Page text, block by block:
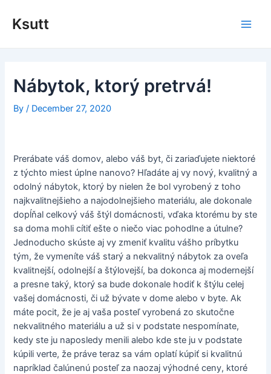
Ksutt
Nábytok, ktorý pretrvá!
By/ December 27, 2020
Prerábate váš domov, alebo váš byt, či zariaďujete niektoré
z týchto miest úplne nanovo? Hľadáte aj vy nový, kvalitný a
odolný nábytok, ktorý by nielen že bol vyrobený z toho
najkvalitnejšieho a najodolnejšieho materiálu, ale dokonale
dopĺňal celkový váš štýl domácnosti, vďaka ktorému by ste
sa doma mohli cítiť ešte o niečo viac pohodlne a útulne?
Jednoducho skúste aj vy zmeniť kvalitu vášho príbytku
tým, že vymeníte váš starý a nekvalitný nábytok za oveľa
kvalitnejší, odolnejší a štýlovejší, ba dokonca aj modernejší
a presne taký, ktorý sa bude dokonale hodiť k štýlu celej
vašej domácnosti, či už bývate v dome alebo v byte. Ak
máte pocit, že je aj vaša posteľ vyrobená zo skutočne
nekvalitného materiálu a už si v podstate nespomínate,
kedy ste ju naposledy menili alebo kde ste ju v podstate
kúpili verte, že práve teraz sa vám oplatí kúpiť si kvalitnú
napríklad čalúnenú posteľ za naozaj výhodné ceny, ktoré